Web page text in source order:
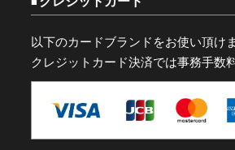
以下のカードブランドをお使い頂け
クレジットカード決済では事務手数